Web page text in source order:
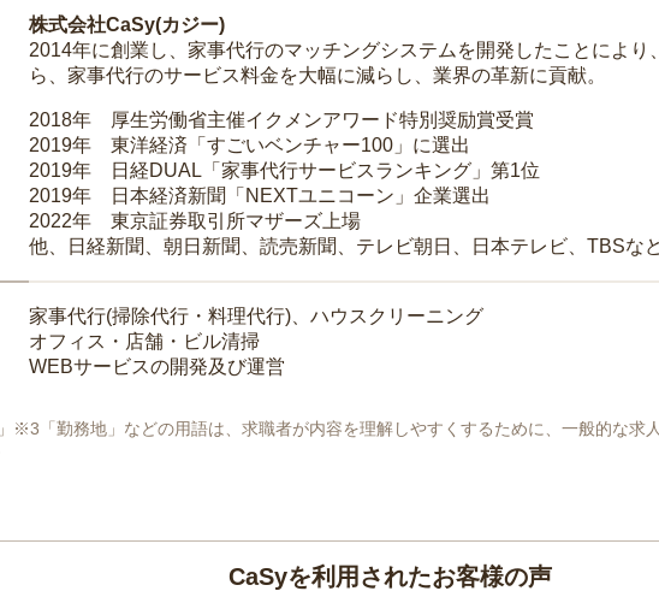
株式会社CaSy(カジー)
2014年に創業し、家事代行のマッチングシステムを開発したことによ
ら、家事代行のサービス料金を大幅に減らし、業界の革新に貢献。
2018年 厚生労働省主催イクメンアワード特別奨励賞受賞
2019年 東洋経済「すごいベンチャー100」に選出
2019年 日経DUAL「家事代行サービスランキング」第1位
2019年 日本経済新聞「NEXTユニコーン」企業選出
2022年 東京証券取引所マザーズ上場
他、日経新聞、朝日新聞、読売新聞、テレビ朝日、日本テレビ、TBSな
家事代行(掃除代行・料理代行)、ハウスクリーニング
オフィス・店舗・ビル清掃
WEBサービスの開発及び運営
※3「勤務地」などの用語は、求職者が内容を理解しやすくするために、一般的な求
CaSyを利用されたお客様の声